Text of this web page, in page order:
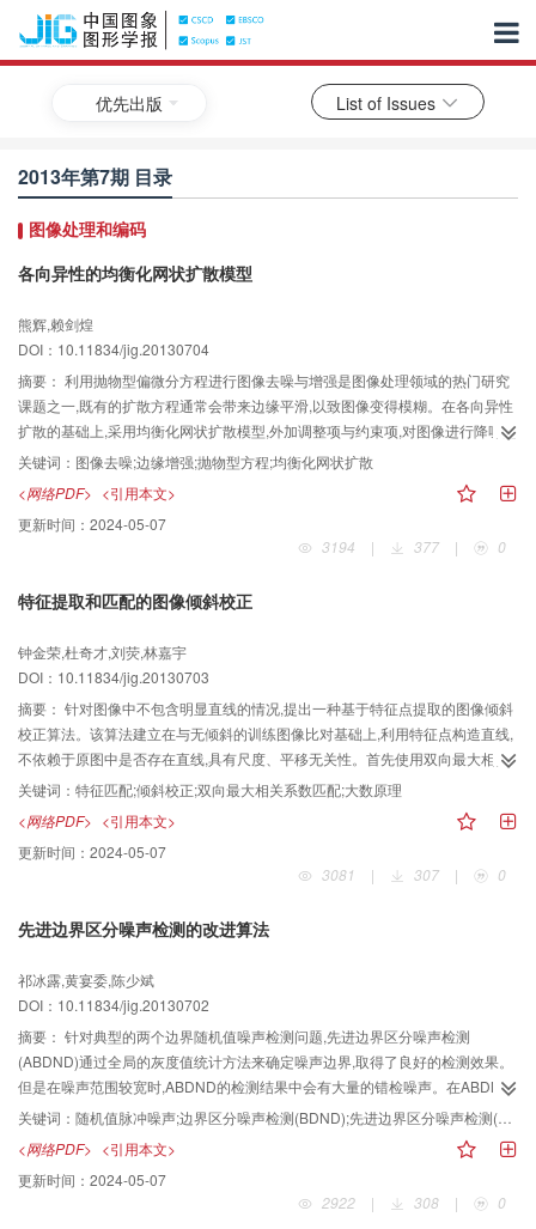
优先出版 List of Issues
2013年第7期 目录
图像处理和编码
各向异性的均衡化网状扩散模型
熊辉,赖剑煌
DOI：10.11834/jig.20130704
摘要： 利用抛物型偏微分方程进行图像去噪与增强是图像处理领域的热门研究
课题之一,既有的扩散方程通常会带来边缘平滑,以致图像变得模糊。在各向异性
扩散的基础上,采用均衡化网状扩散模型,外加调整项与约束项,对图像进行降噪处
理,且同时增强对象边缘、强化图像结构。利用该模型,设计了显式的离散计算方
案,并进行了实验。实验结果表明,该网状扩散模型的处理效果比既有的方法更
好。
关键词： 图像去噪;边缘增强;抛物型方程;均衡化网状扩散
<网络PDF> <引用本文>
更新时间： 2024-05-07
3194
| 377 | 0
特征提取和匹配的图像倾斜校正
钟金荣,杜奇才,刘荧,林嘉宇
DOI：10.11834/jig.20130703
摘要： 针对图像中不包含明显直线的情况,提出一种基于特征点提取的图像倾斜
校正算法。该算法建立在与无倾斜的训练图像比对基础上,利用特征点构造直线,
不依赖于原图中是否存在直线,具有尺度、平移无关性。首先使用双向最大相关
系数匹配,匹配正确率较高;然后利用大数原理对数据进行处理,去除误匹配的影
响,该算法最少可以利用两个匹配对,即可检测出图像倾斜角度。结合应用背景,还
设计了一种用于特征提取的圆形模板,具有类似于旋转不变的性质。
关键词： 特征匹配;倾斜校正;双向最大相关系数匹配;大数原理
<网络PDF> <引用本文>
更新时间： 2024-05-07
3081
| 307 | 0
先进边界区分噪声检测的改进算法
祁冰露,黄宴委,陈少斌
DOI：10.11834/jig.20130702
摘要： 针对典型的两个边界随机值噪声检测问题,先进边界区分噪声检测
(ABDND)通过全局的灰度值统计方法来确定噪声边界,取得了良好的检测效果。
但是在噪声范围较宽时,ABDND的检测结果中会有大量的错检噪声。在ABDND
的基础上提出一种噪声检测改进算法(MABDND),算法分为两个阶段:第1阶段采
用ABDND算法中的全局灰度值统计方法;第2阶段通过对局部灰度值的统计找出
第1阶段中的错检像素,并将错检噪声恢复为非噪声像素。本文算法的优点在于利
用第2阶段的验证技巧去校正第1阶段中产生的大量错检像素,以保证较低的漏检
与错检率。以图像Lena、peppers为实验对象,实验结果表明MABDND的检测性
关键词： 随机值脉冲噪声;边界区分噪声检测(BDND);先进边界区分噪声检测(ABDND);开关中值滤波;噪声检测
<网络PDF> <引用本文>
更新时间： 2024-05-07
2922
| 308 | 0